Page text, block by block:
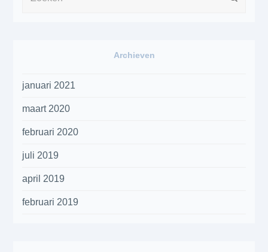
Archieven
januari 2021
maart 2020
februari 2020
juli 2019
april 2019
februari 2019